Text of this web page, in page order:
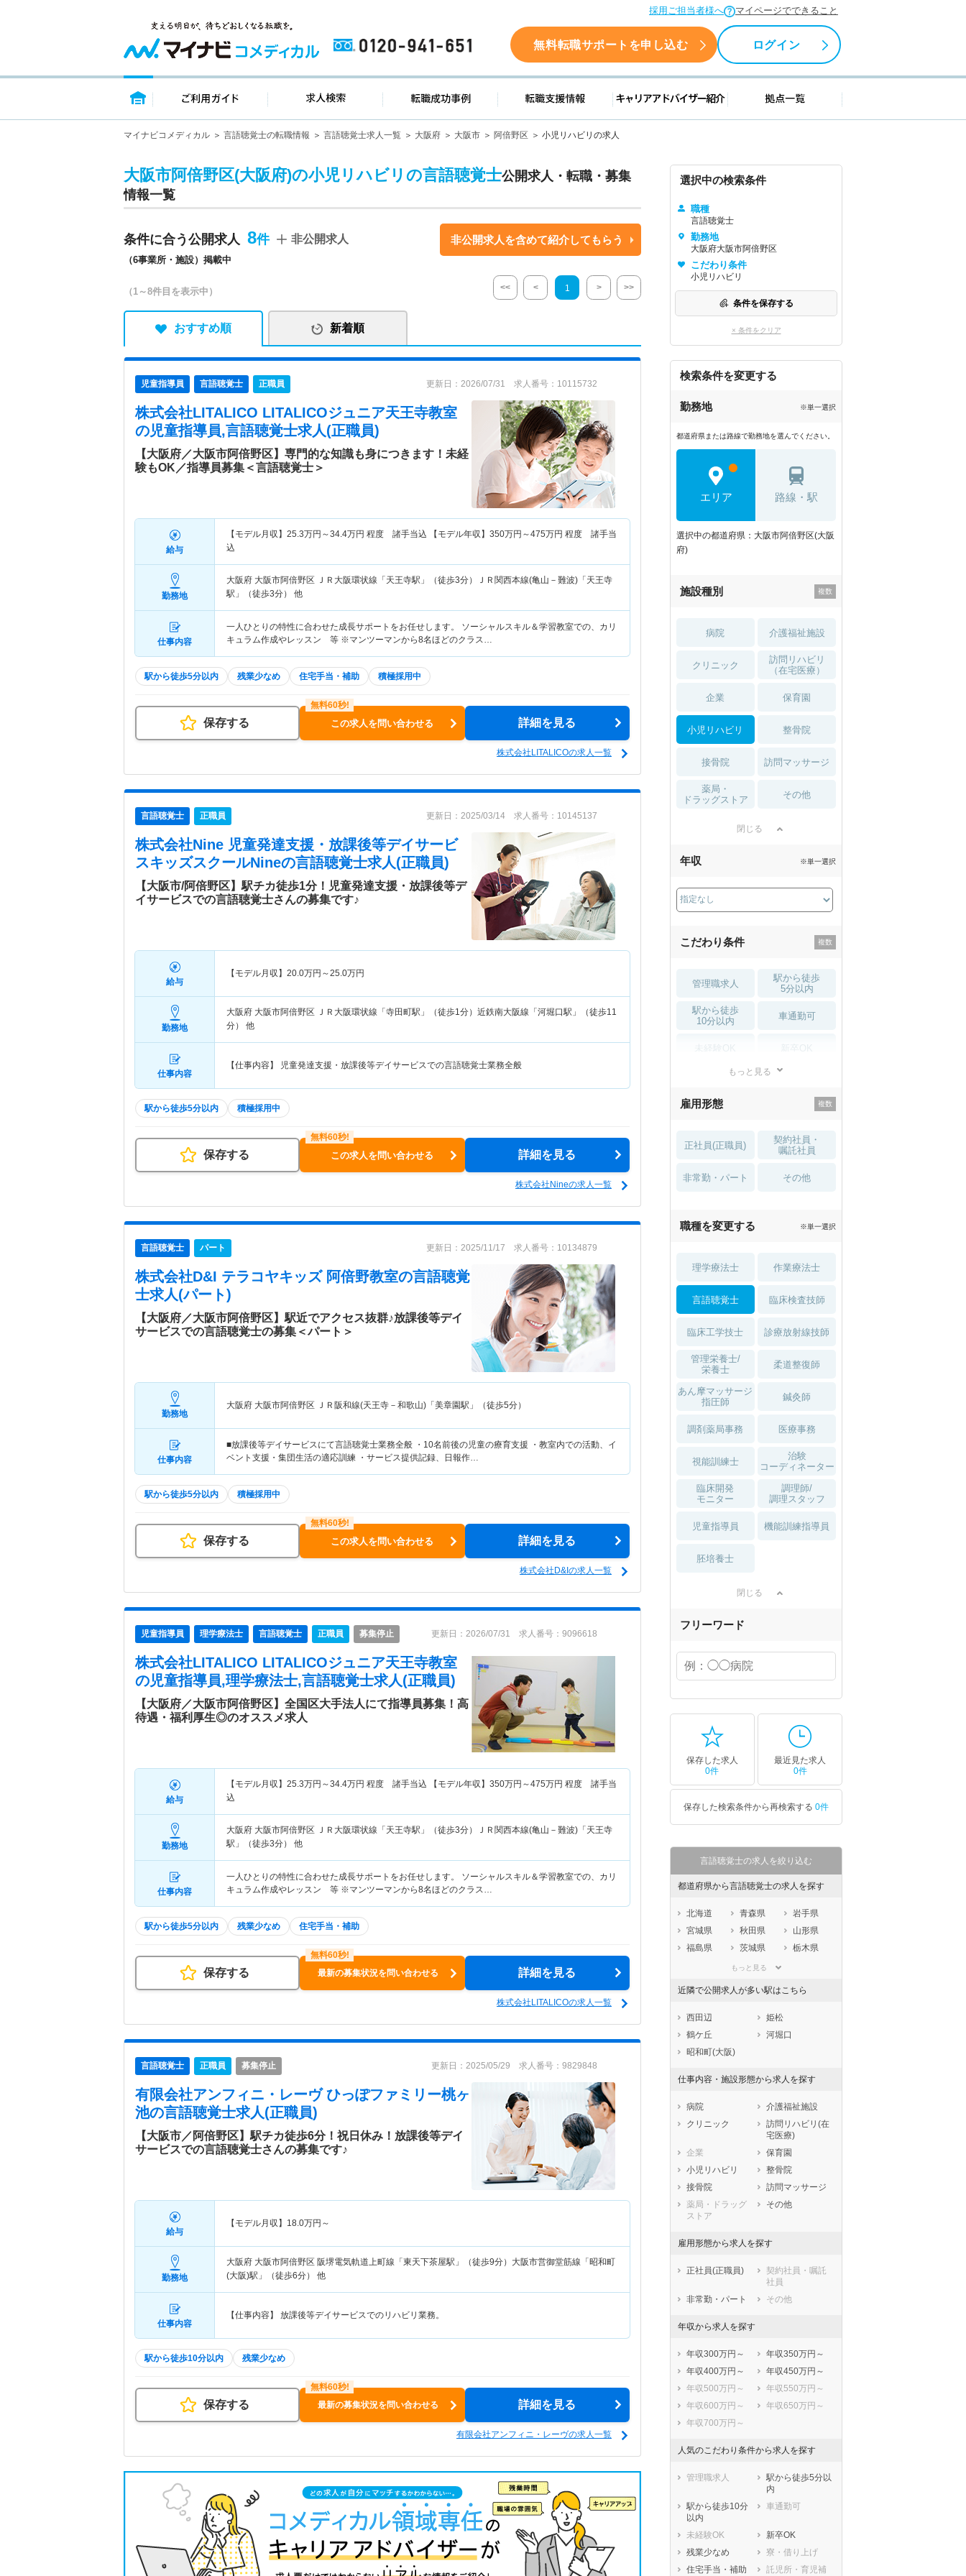
採用ご担当者様へ マイページでできること
0120-941-651 無料転職サポートを申し込む ログイン
トップページ ご利用ガイド 求人検索 転職成功事例 転職支援情報 キャリアアドバイザー紹介 拠点一覧
マイナビコメディカル 言語聴覚士の転職情報 言語聴覚士求人一覧 大阪府 大阪市 阿倍野区 小児リハビリの求人
大阪市阿倍野区(大阪府)の小児リハビリの言語聴覚士公開求人・転職・募集
情報一覧
条件に合う公開求人 8
（6事業所・施設）掲載中
非公開求人 非公開求人を含めて紹介してもらう
（1～8件目を表示中） << < 1 > >>
おすすめ順 新着順
児童指導員 言語聴覚士 正職員 更新日：2026/07/31 求人番号：10115732
株式会社LITALICO LITALICOジュニア天王寺教室
の児童指導員,言語聴覚士求人(正職員)
【大阪府／大阪市阿倍野区】専門的な知識も身につきます！未経
験もOK／指導員募集＜言語聴覚士＞
給与
【モデル月収】 25.3万円～34.4万円 程度 諸手当込 【モデル年収】 350万円～475万円 程度 諸手当
込
勤務地
大阪府 大阪市阿倍野区 ＪＲ大阪環状線「天王寺駅」（徒歩3分）ＪＲ関西本線(亀山－難波)「天王寺
駅」（徒歩3分） 他
仕事内容
一人ひとりの特性に合わせた成長サポートをお任せします。 ソーシャルスキル＆学習教室での、カリ
キュラム作成やレッスン 等 ※マンツーマンから8名ほどのクラス…
駅から徒歩5分以内 残業少なめ 住宅手当・補助 積極採用中
保存する この求人を問い合わせる 詳細を見る
株式会社LITALICOの求人一覧
言語聴覚士 正職員 更新日：2025/03/14 求人番号：10145137
株式会社Nine 児童発達支援・放課後等デイサービ
スキッズスクールNineの言語聴覚士求人(正職員)
【大阪市/阿倍野区】駅チカ徒歩1分！児童発達支援・放課後等デ
イサービスでの言語聴覚士さんの募集です♪
給与
【モデル月収】 20.0万円～25.0万円
勤務地
大阪府 大阪市阿倍野区 ＪＲ大阪環状線「寺田町駅」（徒歩1分）近鉄南大阪線「河堀口駅」（徒歩11
分） 他
仕事内容
【仕事内容】 児童発達支援・放課後等デイサービスでの言語聴覚士業務全般
駅から徒歩5分以内 積極採用中
保存する この求人を問い合わせる 詳細を見る
株式会社Nineの求人一覧
言語聴覚士 パート 更新日：2025/11/17 求人番号：10134879
株式会社D&I テラコヤキッズ 阿倍野教室の言語聴覚
士求人(パート)
【大阪府／大阪市阿倍野区】駅近でアクセス抜群♪放課後等デイ
サービスでの言語聴覚士の募集＜パート＞
勤務地
大阪府 大阪市阿倍野区 ＪＲ阪和線(天王寺－和歌山)「美章園駅」（徒歩5分）
仕事内容
■放課後等デイサービスにて言語聴覚士業務全般 ・10名前後の児童の療育支援 ・教室内での活動、イ
ベント支援・集団生活の適応訓練 ・サービス提供記録、日報作…
駅から徒歩5分以内 積極採用中
保存する この求人を問い合わせる 詳細を見る
株式会社D&Iの求人一覧
児童指導員 理学療法士 言語聴覚士 正職員 募集停止 更新日：2026/07/31 求人番号：9096618
株式会社LITALICO LITALICOジュニア天王寺教室
の児童指導員,理学療法士,言語聴覚士求人(正職員)
【大阪府／大阪市阿倍野区】全国区大手法人にて指導員募集！高
待遇・福利厚生◎のオススメ求人
給与
【モデル月収】 25.3万円～34.4万円 程度 諸手当込 【モデル年収】 350万円～475万円 程度 諸手当
込
勤務地
大阪府 大阪市阿倍野区 ＪＲ大阪環状線「天王寺駅」（徒歩3分）ＪＲ関西本線(亀山－難波)「天王寺
駅」（徒歩3分） 他
仕事内容
一人ひとりの特性に合わせた成長サポートをお任せします。 ソーシャルスキル＆学習教室での、カリ
キュラム作成やレッスン 等 ※マンツーマンから8名ほどのクラス…
駅から徒歩5分以内 残業少なめ 住宅手当・補助
保存する 最新の募集状況を問い合わせる 詳細を見る
株式会社LITALICOの求人一覧
言語聴覚士 正職員 募集停止 更新日：2025/05/29 求人番号：9829848
有限会社アンフィニ・レーヴ ひっぽファミリー桃ヶ
池の言語聴覚士求人(正職員)
【大阪市／阿倍野区】駅チカ徒歩6分！祝日休み！放課後等デイ
サービスでの言語聴覚士さんの募集です♪
給与
【モデル月収】 18.0万円～
勤務地
大阪府 大阪市阿倍野区 阪堺電気軌道上町線「東天下茶屋駅」（徒歩9分）大阪市営御堂筋線「昭和町
(大阪)駅」（徒歩6分） 他
仕事内容
【仕事内容】 放課後等デイサービスでのリハビリ業務。
駅から徒歩10分以内 残業少なめ
保存する 最新の募集状況を問い合わせる 詳細を見る
有限会社アンフィニ・レーヴの求人一覧
選択中の検索条件
職種
言語聴覚士
勤務地
大阪府大阪市阿倍野区
こだわり条件
小児リハビリ
条件を保存する
× 条件をクリア
検索条件を変更する
勤務地 ※単一選択
都道府県または路線で勤務地を選んでください。
エリア 路線・駅
選択中の都道府県：大阪市阿倍野区(大阪
府)
施設種別
病院 介護福祉施設
クリニック
訪問リハビリ
（在宅医療）
企業 保育園
小児リハビリ 整骨院
接骨院 訪問マッサージ
薬局・
ドラッグストア
その他
閉じる
年収 ※単一選択
こだわり条件
管理職求人
駅から徒歩
5分以内
駅から徒歩
10分以内
車通勤可
住宅手当・補助
土日祝休 無資格 OK
積極採用中 WEB面接OK
もっと見る
雇用形態
正社員(正職員)
契約社員・
嘱託社員
非常勤・パート その他
職種を変更する ※単一選択
理学療法士 作業療法士
言語聴覚士 臨床検査技師
臨床工学技士 診療放射線技師
管理栄養士/
栄養士
柔道整復師
あん摩マッサージ
指圧師
鍼灸師
調剤薬局事務 医療事務
視能訓練士
治験
コーディネーター
臨床開発
モニター
調理師/
調理スタッフ
児童指導員 機能訓練指導員
胚培養士
閉じる
フリーワード
保存した求人
0件
最近見た求人
0件
保存した検索条件から再検索する 0件
言語聴覚士の求人を絞り込む
都道府県から言語聴覚士の求人を探す
北海道 青森県
岩手県
宮城県
秋田県
山形県
福島県
茨城県
栃木県
埼玉県
石川県
福井県
静岡県
愛知県
滋賀県
鳥取県
島根県
岡山県
広島県
山口県
徳島県
香川県
愛媛県
高知県
長崎県
熊本県
大分県
鹿児島県
沖縄県
もっと見る
近隣で公開求人が多い駅はこちら
西田辺
姫松
鶴ケ丘
河堀口
昭和町(大阪)
仕事内容・施設形態から求人を探す
病院
介護福祉施設
クリニック
訪問リハビリ(在
宅医療)
企業
保育園
小児リハビリ
整骨院
接骨院
訪問マッサージ
薬局・ドラッグ
ストア
その他
雇用形態から求人を探す
正社員(正職員)
契約社員・嘱託
社員
非常勤・パート
その他
年収から求人を探す
年収300万円～
年収350万円～
年収400万円～
年収450万円～
年収500万円～
年収550万円～
年収600万円～
年収650万円～
年収700万円～
人気のこだわり条件から求人を探す
管理職求人
駅から徒歩5分以
内
駅から徒歩10分
以内
車通勤可
未経験OK
新卒OK
残業少なめ
寮・借り上げ
住宅手当・補助
託児所・育児補